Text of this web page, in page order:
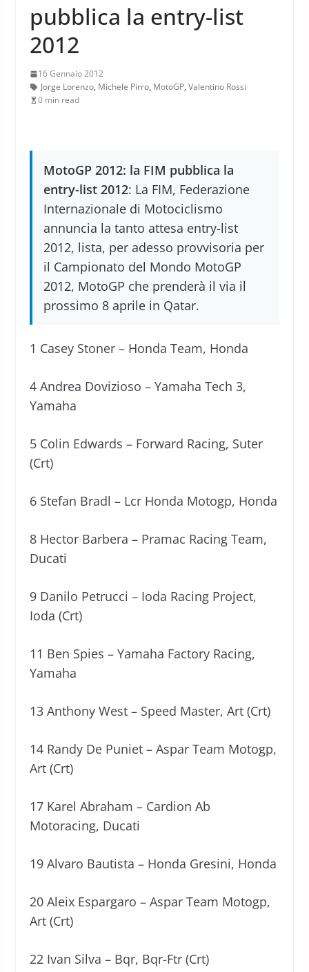
pubblica la entry-list
2012
16 Gennaio 2012
Jorge Lorenzo, Michele Pirro, MotoGP, Valentino Rossi
0 min read
MotoGP 2012: la FIM pubblica la
entry-list 2012: La FIM, Federazione
Internazionale di Motociclismo
annuncia la tanto attesa entry-list
2012, lista, per adesso provvisoria per
il Campionato del Mondo MotoGP
2012, MotoGP che prenderà il via il
prossimo 8 aprile in Qatar.
1 Casey Stoner – Honda Team, Honda
4 Andrea Dovizioso – Yamaha Tech 3,
Yamaha
5 Colin Edwards – Forward Racing, Suter
(Crt)
6 Stefan Bradl – Lcr Honda Motogp, Honda
8 Hector Barbera – Pramac Racing Team,
Ducati
9 Danilo Petrucci – Ioda Racing Project,
Ioda (Crt)
11 Ben Spies – Yamaha Factory Racing,
Yamaha
13 Anthony West – Speed Master, Art (Crt)
14 Randy De Puniet – Aspar Team Motogp,
Art (Crt)
17 Karel Abraham – Cardion Ab
Motoracing, Ducati
19 Alvaro Bautista – Honda Gresini, Honda
20 Aleix Espargaro – Aspar Team Motogp,
Art (Crt)
22 Ivan Silva – Bqr, Bqr-Ftr (Crt)